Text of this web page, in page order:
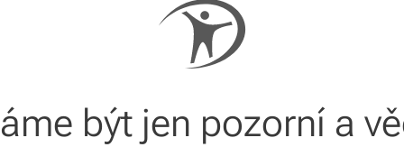
být jen pozorní a